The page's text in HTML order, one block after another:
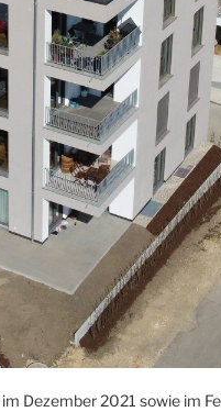
Dezember 2021 sowie im